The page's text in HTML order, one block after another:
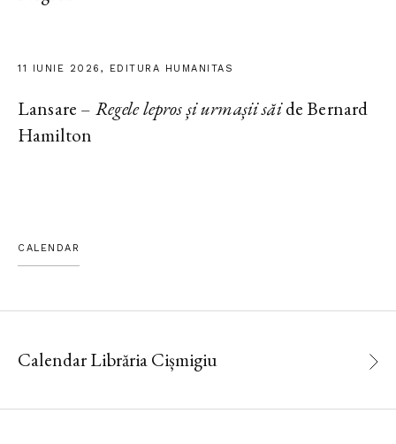
11 IUNIE 2026, EDITURA HUMANITAS
Lansare – Regele lepros și urmașii săide Bernard
Hamilton
CALENDAR
Calendar Librăria Cișmigiu